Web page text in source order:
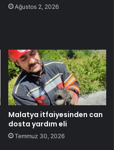
Ağustos 2, 2026
Malatya itfaiyesinden can
dosta yardım eli
Temmuz 30, 2026